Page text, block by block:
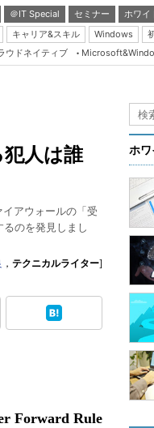
＠IT Special セミナー
ホワイ
キャリア&スキル Windows
Server & Storage
Java Agile
Database Expert
Linux ＆ OSS
Master of IP
Security & Trust
Test & Tools
ウドネイティブ
人は誰
イアウォールの「受
のを発見しまし
， テクニカルライター]
Forward Rule
ホワ